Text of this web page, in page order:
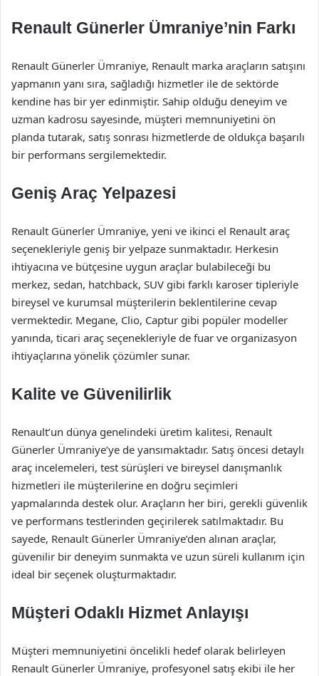
Renault Günerler Ümraniye’nin Farkı
Renault Günerler Ümraniye, Renault marka araçların satışını
yapmanın yanı sıra, sağladığı hizmetler ile de sektörde
kendine has bir yer edinmiştir. Sahip olduğu deneyim ve
uzman kadrosu sayesinde, müşteri memnuniyetini ön
planda tutarak, satış sonrası hizmetlerde de oldukça başarılı
bir performans sergilemektedir.
Geniş Araç Yelpazesi
Renault Günerler Ümraniye, yeni ve ikinci el Renault araç
seçenekleriyle geniş bir yelpaze sunmaktadır. Herkesin
ihtiyacına ve bütçesine uygun araçlar bulabileceği bu
merkez, sedan, hatchback, SUV gibi farklı karoser tipleriyle
bireysel ve kurumsal müşterilerin beklentilerine cevap
vermektedir. Megane, Clio, Captur gibi popüler modeller
yanında, ticari araç seçenekleriyle de fuar ve organizasyon
ihtiyaçlarına yönelik çözümler sunar.
Kalite ve Güvenilirlik
Renault’un dünya genelindeki üretim kalitesi, Renault
Günerler Ümraniye’ye de yansımaktadır. Satış öncesi detaylı
araç incelemeleri, test sürüşleri ve bireysel danışmanlık
hizmetleri ile müşterilerine en doğru seçimleri
yapmalarında destek olur. Araçların her biri, gerekli güvenlik
ve performans testlerinden geçirilerek satılmaktadır. Bu
sayede, Renault Günerler Ümraniye’den alınan araçlar,
güvenilir bir deneyim sunmakta ve uzun süreli kullanım için
ideal bir seçenek oluşturmaktadır.
Müşteri Odaklı Hizmet Anlayışı
Müşteri memnuniyetini öncelikli hedef olarak belirleyen
Renault Günerler Ümraniye, profesyonel satış ekibi ile her